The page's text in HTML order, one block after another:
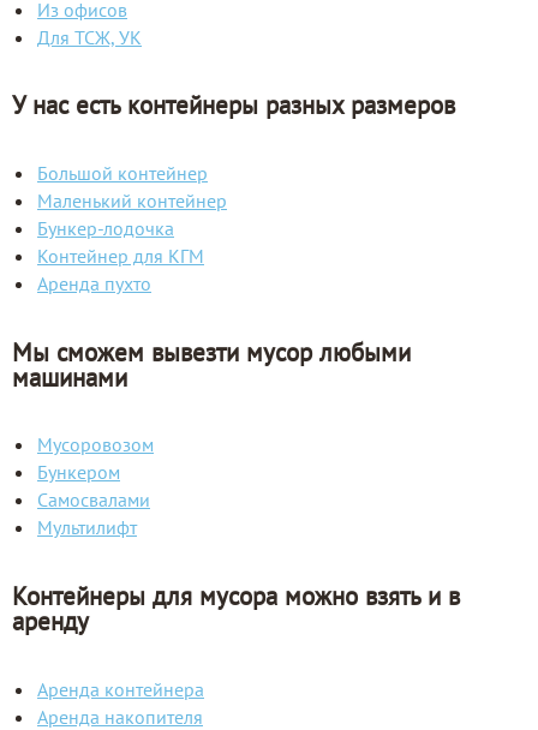
Из офисов
Для ТСЖ, УК
У нас есть контейнеры разных размеров
Большой контейнер
Маленький контейнер
Бункер-лодочка
Контейнер для КГМ
Аренда пухто
Мы сможем вывезти мусор любыми
машинами
Мусоровозом
Бункером
Самосвалами
Мультилифт
Контейнеры для мусора можно взять и в
аренду
Аренда контейнера
Аренда накопителя